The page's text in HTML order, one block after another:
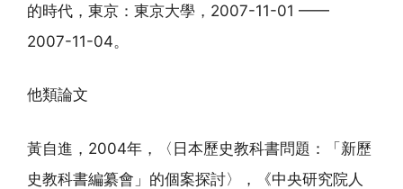
的時代，東京：東京大學，2007-11-01 ——
2007-11-04。
他類論文
黃自進，2004年，〈日本歷史教科書問題：「新歷
史教科書編纂會」的個案探討〉，《中央研究院人